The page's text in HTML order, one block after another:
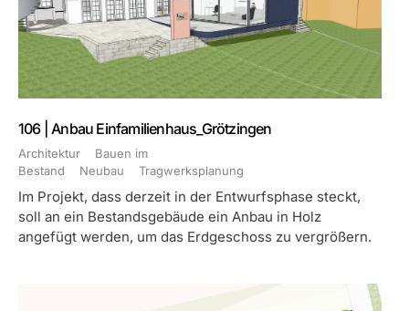
106 | Anbau Einfamilienhaus_Grötzingen
Architektur
Bauen im
Bestand
Neubau Tragwerksplanung
Im Projekt, dass derzeit in der Entwurfsphase steckt,
soll an ein Bestandsgebäude ein Anbau in Holz
angefügt werden, um das Erdgeschoss zu vergrößern.